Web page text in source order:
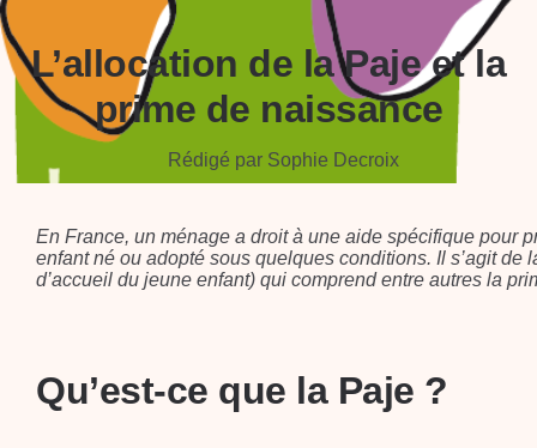
L’allocation de la Paje et la
prime de naissance
Rédigé par Sophie Decroix
En France, un ménage a droit à une aide spécifique pour
enfant né ou adopté sous quelques conditions. Il s’agit de
d’accueil du jeune enfant) qui comprend entre autres la
Qu’est-ce que la Paje ?